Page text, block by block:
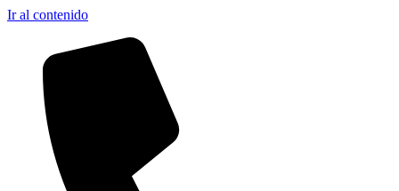
Ir al contenido